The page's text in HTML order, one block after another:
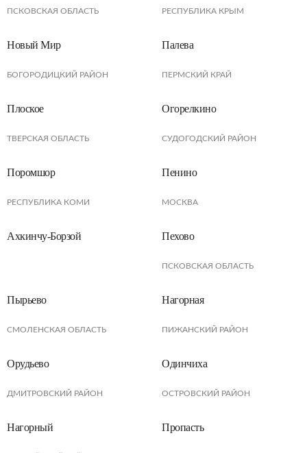
ПСКОВСКАЯ ОБЛАСТЬ РЕСПУБЛИКА КРЫМ
Новый Мир
БОГОРОДИЦКИЙ РАЙОН
Палева
ПЕРМСКИЙ КРАЙ
Плоское
ТВЕРСКАЯ ОБЛАСТЬ
Огорелкино
СУДОГОДСКИЙ РАЙОН
Поромшор
РЕСПУБЛИКА КОМИ
Пенино
МОСКВА
Ахкинчу-Борзой Пехово
ПСКОВСКАЯ ОБЛАСТЬ
Пырьево
СМОЛЕНСКАЯ ОБЛАСТЬ
Нагорная
ПИЖАНСКИЙ РАЙОН
Орудьево
ДМИТРОВСКИЙ РАЙОН
Одинчиха
ОСТРОВСКИЙ РАЙОН
Нагорный Пропасть